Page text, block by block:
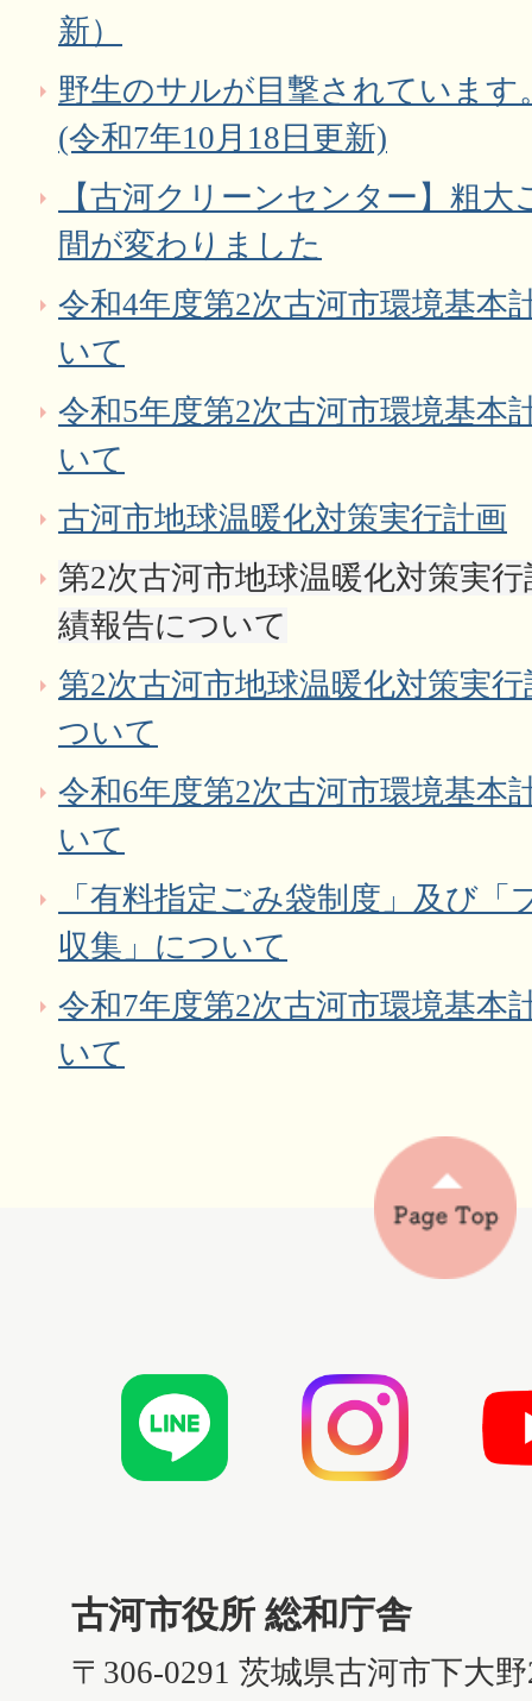
新）
野生のサルが目撃されていま
(令和7年10月18日更新)
【古河クリーンセンター】粗
間が変わりました
令和4年度第2次古河市環境基本
いて
令和5年度第2次古河市環境基本
いて
古河市地球温暖化対策実行計画
第2次古河市地球温暖化対策実
績報告について
第2次古河市地球温暖化対策実
ついて
令和6年度第2次古河市環境基本
いて
「有料指定ごみ袋制度」及び
収集」について
令和7年度第2次古河市環境基本
いて
古河市役所 総和庁舎
〒306-0291 茨城県古河市下大